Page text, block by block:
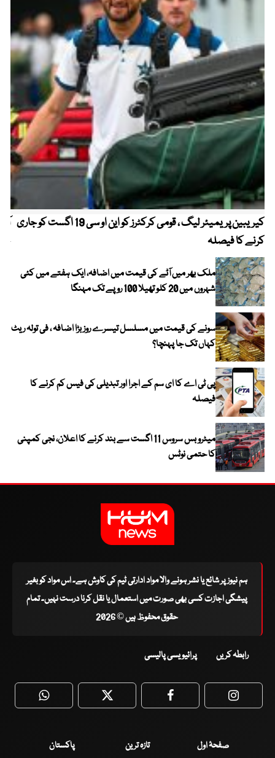
کیریبین پریمیئر لیگ ، قومی کرکٹرز کو این او سی 19 اگست کو جاری
کرنے کا فیصلہ
ملک بھر میں آٹے کی قیمت میں اضافہ، ایک ہفتے میں کئی
شہروں میں 20 کلو تھیلا 100 روپے تک مہنگا
سونے کی قیمت میں مسلسل تیسرے روز بڑا اضافہ ، فی تولہ ریٹ
کہاں تک جا پہنچا؟
پی ٹی اے کا ای سم کے اجرا اور تبدیلی کی فیس کم کرنے کا
فیصلہ
میٹرو بس سروس 11 اگست سے بند کرنے کا اعلان، نجی کمپنی
کا حتمی نوٹس
ہم نیوز پر شائع یا نشر ہونے والا مواد ادارتی ٹیم کی کاوش ہے۔ اس مواد کو بغیر
پیشگی اجازت کسی بھی صورت میں استعمال یا نقل کرنا درست نہیں۔ تمام
حقوق محفوظ ہیں © 2026
رابطہ کریں پرائیویسی پالیسی
WhatsApp Twitter Facebook
صفحۂ اول تازہ ترین
پاکستان